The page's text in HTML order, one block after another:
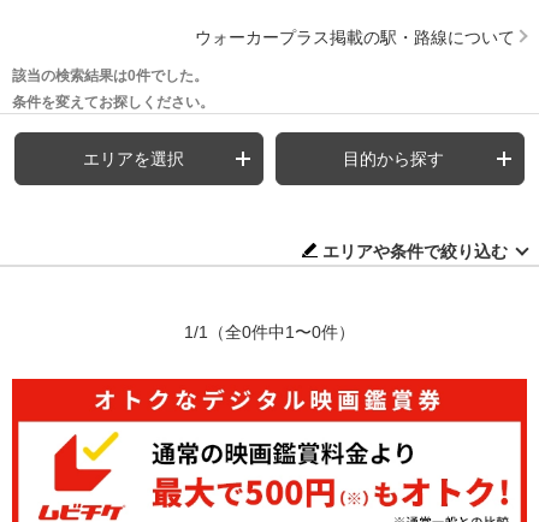
ウォーカープラス掲載の駅・路線について
該当の検索結果は0件でした。
条件を変えてお探しください。
エリアを選択 目的から探す
エリアや条件で絞り込む
1/1 （全0件中1〜0件）